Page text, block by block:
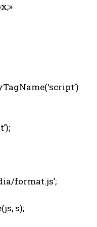
format.js’;
s);